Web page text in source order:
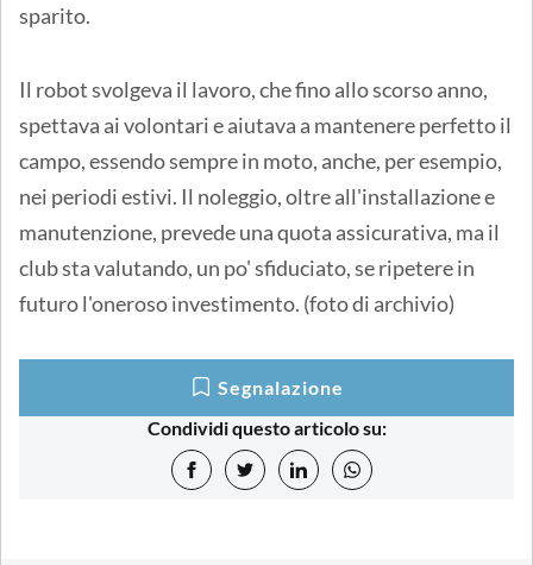
sparito.
Il robot svolgeva il lavoro, che fino allo scorso anno,
spettava ai volontari e aiutava a mantenere perfetto il
campo, essendo sempre in moto, anche, per esempio,
nei periodi estivi. Il noleggio, oltre all'installazione e
manutenzione, prevede una quota assicurativa, ma il
club sta valutando, un po' sfiduciato, se ripetere in
futuro l'oneroso investimento. (foto di archivio)
Segnalazione
Condividi questo articolo su: